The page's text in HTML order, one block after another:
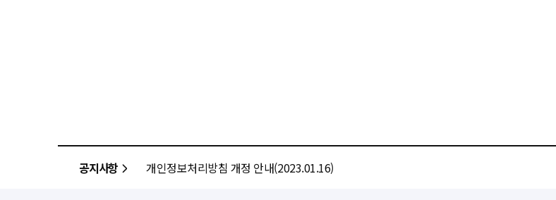
공지사항 개인정보처리방침 개정 안내(2023.01.16)